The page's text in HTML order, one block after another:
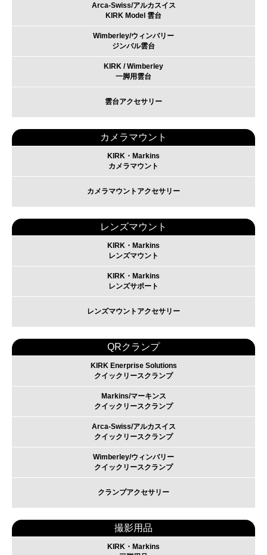
Arca-Swiss/アルカスイス
KIRK Model 雲台
Wimberley/ウィンバリー
ジンバル雲台
KIRK / Wimberley
一脚用雲台
雲台アクセサリー
カメラマウント
KIRK・Markins
カメラマウント
カメラマウントアクセサリー
レンズマウント
KIRK・Markins
レンズマウント
KIRK・Markins
レンズサポート
レンズマウントアクセサリー
QRクランプ
KIRK Enerprise Solutions
クイックリースクランプ
Markins/マーキンス
クイックリースクランプ
Arca-Swiss/アルカスイス
クイックリースクランプ
Wimberley/ウィンバリー
クイックリースクランプ
クランプアクセサリー
撮影用品
KIRK・Markins